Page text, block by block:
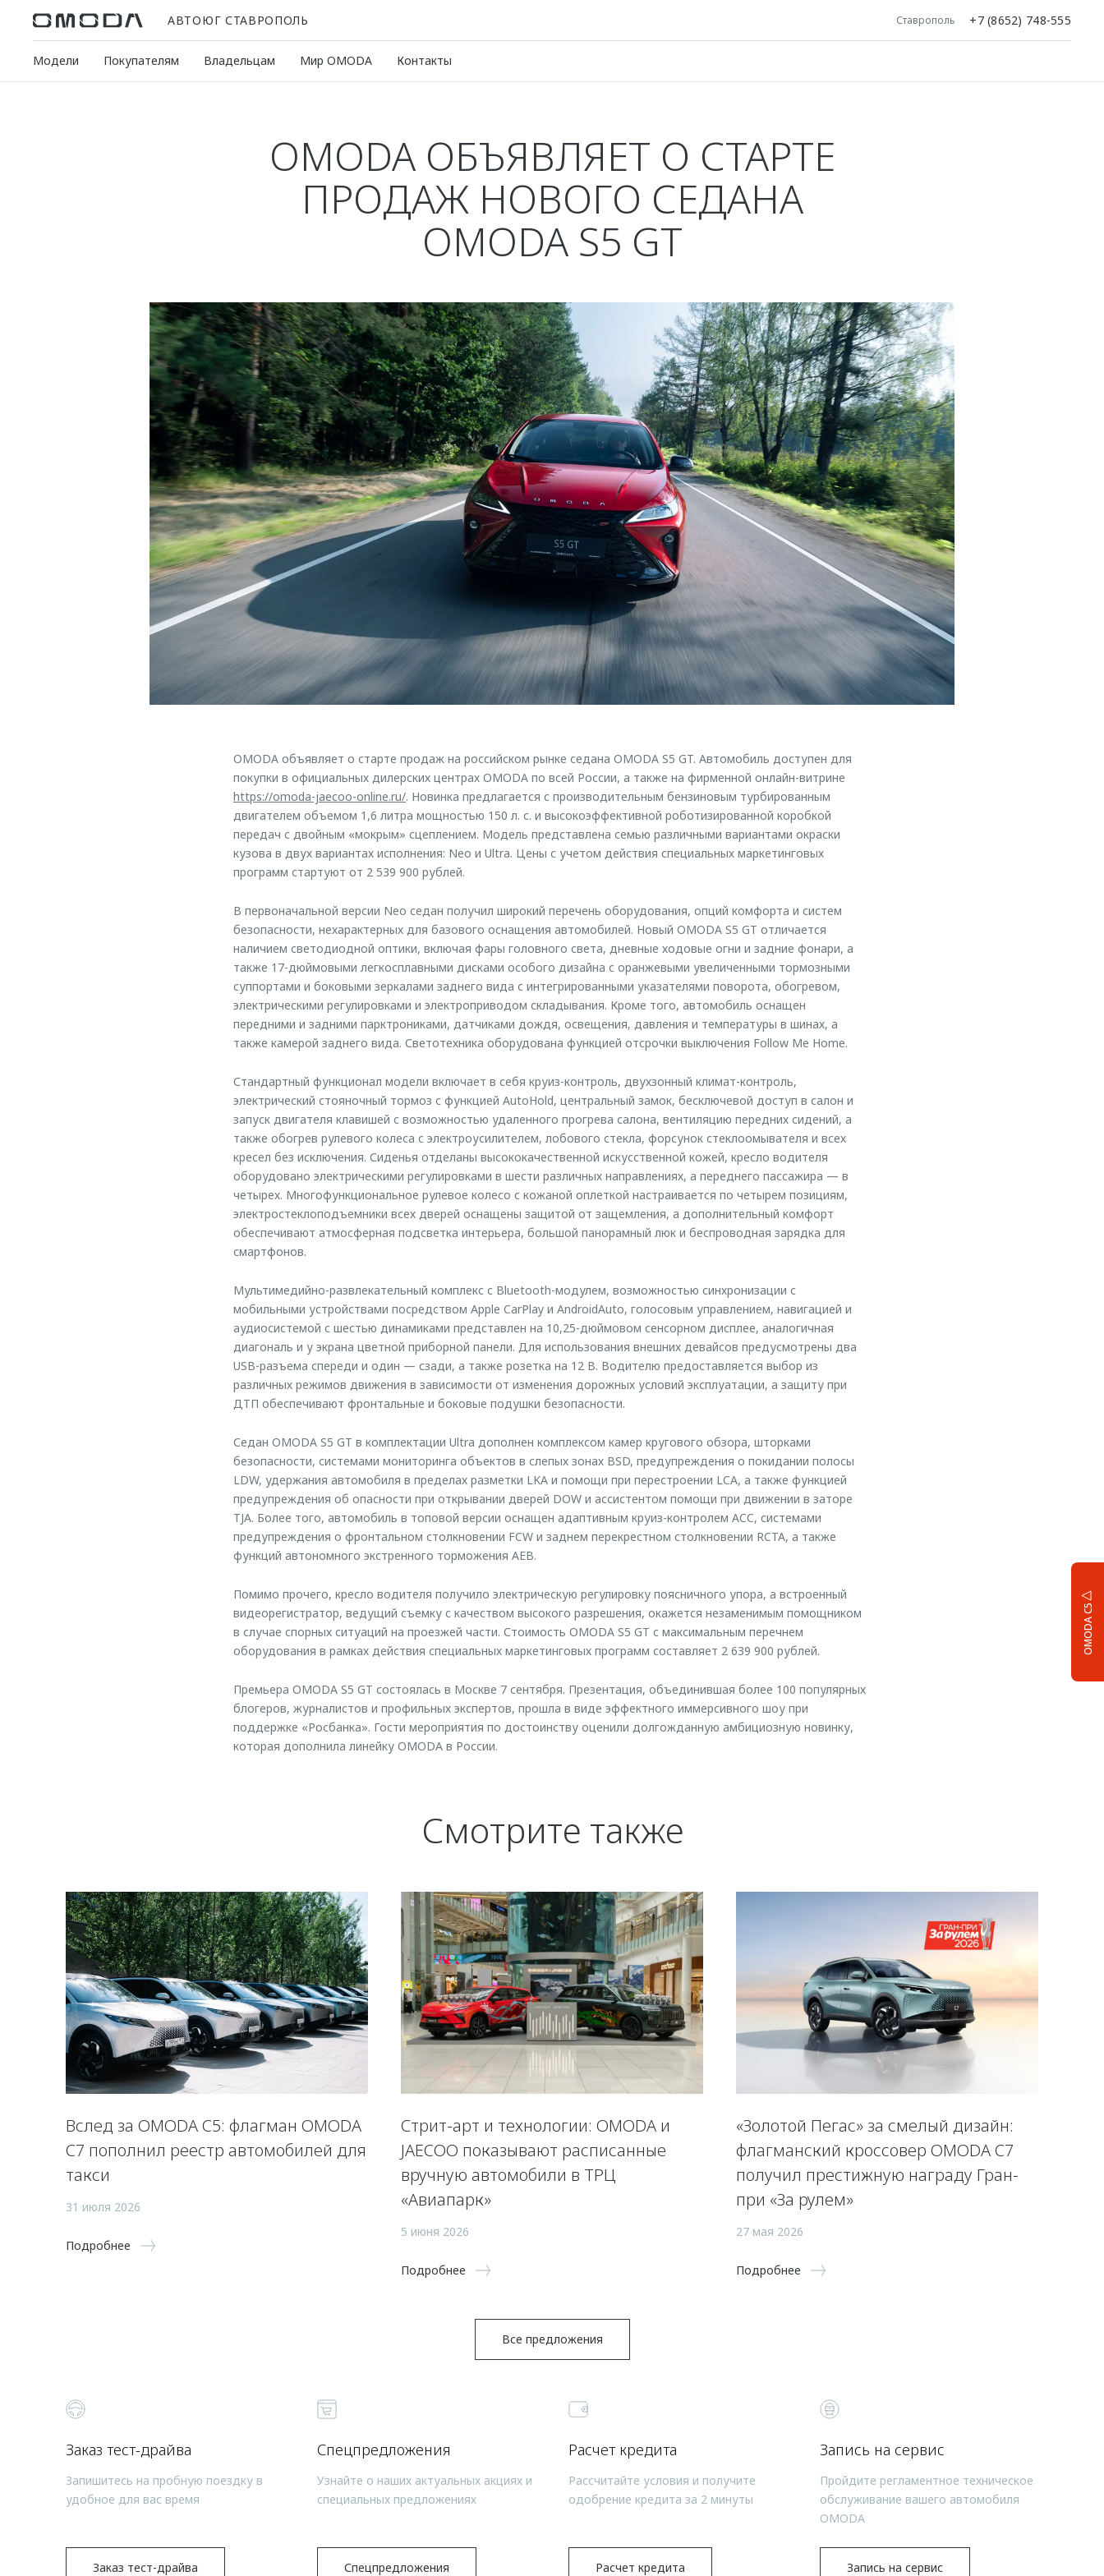
АВТОЮГ СТАВРОПОЛЬ Ставрополь +7 (8652) 748-555
Модели Покупателям Владельцам Мир OMODA Контакты
OMODA C5
OMODA ОБЪЯВЛЯЕТ О СТАРТЕ
ПРОДАЖ НОВОГО СЕДАНА
OMODA S5 GT
OMODA объявляет о старте продаж на российском рынке седана OMODA S5 GT. Автомобиль доступен для
покупки в официальных дилерских центрах OMODA по всей России, а также на фирменной онлайн-витрине
https://omoda-jaecoo-online.ru/. Новинка предлагается с производительным бензиновым турбированным
двигателем объемом 1,6 литра мощностью 150 л. с. и высокоэффективной роботизированной коробкой
передач с двойным «мокрым» сцеплением. Модель представлена семью различными вариантами окраски
кузова в двух вариантах исполнения: Neo и Ultra. Цены с учетом действия специальных маркетинговых
программ стартуют от 2 539 900 рублей.
В первоначальной версии Neo седан получил широкий перечень оборудования, опций комфорта и систем
безопасности, нехарактерных для базового оснащения автомобилей. Новый OMODA S5 GT отличается
наличием светодиодной оптики, включая фары головного света, дневные ходовые огни и задние фонари, а
также 17-дюймовыми легкосплавными дисками особого дизайна с оранжевыми увеличенными тормозными
суппортами и боковыми зеркалами заднего вида с интегрированными указателями поворота, обогревом,
электрическими регулировками и электроприводом складывания. Кроме того, автомобиль оснащен
передними и задними парктрониками, датчиками дождя, освещения, давления и температуры в шинах, а
также камерой заднего вида. Светотехника оборудована функцией отсрочки выключения Follow Me Home.
Стандартный функционал модели включает в себя круиз-контроль, двухзонный климат-контроль,
электрический стояночный тормоз с функцией AutoHold, центральный замок, бесключевой доступ в салон и
запуск двигателя клавишей с возможностью удаленного прогрева салона, вентиляцию передних сидений, а
также обогрев рулевого колеса с электроусилителем, лобового стекла, форсунок стеклоомывателя и всех
кресел без исключения. Сиденья отделаны высококачественной искусственной кожей, кресло водителя
оборудовано электрическими регулировками в шести различных направлениях, а переднего пассажира — в
четырех. Многофункциональное рулевое колесо с кожаной оплеткой настраивается по четырем позициям,
электростеклоподъемники всех дверей оснащены защитой от защемления, а дополнительный комфорт
обеспечивают атмосферная подсветка интерьера, большой панорамный люк и беспроводная зарядка для
смартфонов.
Мультимедийно-развлекательный комплекс с Bluetooth-модулем, возможностью синхронизации с
мобильными устройствами посредством Apple CarPlay и AndroidAuto, голосовым управлением, навигацией и
аудиосистемой с шестью динамиками представлен на 10,25-дюймовом сенсорном дисплее, аналогичная
диагональ и у экрана цветной приборной панели. Для использования внешних девайсов предусмотрены два
USB-разъема спереди и один — сзади, а также розетка на 12 В. Водителю предоставляется выбор из
различных режимов движения в зависимости от изменения дорожных условий эксплуатации, а защиту при
ДТП обеспечивают фронтальные и боковые подушки безопасности.
Седан OMODA S5 GT в комплектации Ultra дополнен комплексом камер кругового обзора, шторками
безопасности, системами мониторинга объектов в слепых зонах BSD, предупреждения о покидании полосы
LDW, удержания автомобиля в пределах разметки LKA и помощи при перестроении LCA, а также функцией
предупреждения об опасности при открывании дверей DOW и ассистентом помощи при движении в заторе
TJA. Более того, автомобиль в топовой версии оснащен адаптивным круиз-контролем ACC, системами
предупреждения о фронтальном столкновении FCW и заднем перекрестном столкновении RCTA, а также
функций автономного экстренного торможения AEB.
Помимо прочего, кресло водителя получило электрическую регулировку поясничного упора, а встроенный
видеорегистратор, ведущий съемку с качеством высокого разрешения, окажется незаменимым помощником
в случае спорных ситуаций на проезжей части. Стоимость OMODA S5 GT с максимальным перечнем
оборудования в рамках действия специальных маркетинговых программ составляет 2 639 900 рублей.
Премьера OMODA S5 GT состоялась в Москве 7 сентября. Презентация, объединившая более 100 популярных
блогеров, журналистов и профильных экспертов, прошла в виде эффектного иммерсивного шоу при
поддержке «Росбанка». Гости мероприятия по достоинству оценили долгожданную амбициозную новинку,
которая дополнила линейку OMODA в России.
Смотрите также
Вслед за OMODA C5: флагман OMODA
C7 пополнил реестр автомобилей для
такси
31 июля 2026
Подробнее
Стрит-арт и технологии: OMODA и
JAECOO показывают расписанные
вручную автомобили в ТРЦ
«Авиапарк»
5 июня 2026
Подробнее
«Золотой Пегас» за смелый дизайн:
флагманский кроссовер OMODA C7
получил престижную награду Гран-
при «За рулем»
27 мая 2026
Подробнее
Все предложения
Заказ тест-драйва
Запишитесь на пробную поездку в
удобное для вас время
Заказ тест-драйва
Спецпредложения
Узнайте о наших актуальных акциях и
специальных предложениях
Спецпредложения
Расчет кредита
Рассчитайте условия и получите
одобрение кредита за 2 минуты
Расчет кредита
Запись на сервис
Пройдите регламентное техническое
обслуживание вашего автомобиля
OMODA
Запись на сервис